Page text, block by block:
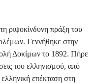
ριψοκίνδυνη πράξη του
Γεννήθηκε στην
Δοκίμων το 1892. Πήρε
του ελληνισμού, από
επέκταση στη